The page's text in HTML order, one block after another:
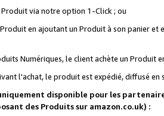
via notre option 1-Click ; ou
en ajoutant un Produit à son panier et
Numériques, le client achète un Produit
l'achat, le produit est expédié, diffusé
disponible pour les
des Produits sur amazon.co.uk) :